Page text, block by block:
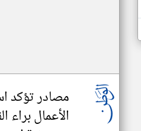
مصادر تؤكد
الأعمال براء